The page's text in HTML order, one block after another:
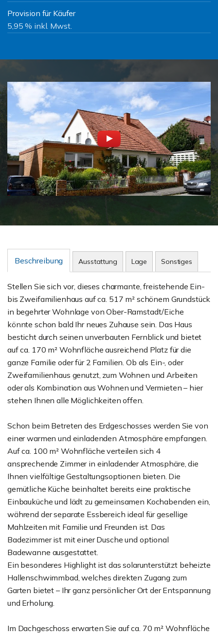
Provision für Käufer
5,95 % inkl. Mwst.
Beschreibung Ausstattung Lage Sonstiges
Stellen Sie sich vor, dieses charmante, freistehende Ein-
bis Zweifamilienhaus auf ca. 517 m² schönem Grundstück
in begehrter Wohnlage von Ober-Ramstadt/Eiche
könnte schon bald Ihr neues Zuhause sein. Das Haus
besticht durch seinen unverbauten Fernblick und bietet
auf ca. 170 m² Wohnfläche ausreichend Platz für die
ganze Familie oder für 2 Familien. Ob als Ein-, oder
Zweifamilienhaus genutzt, zum Wohnen und Arbeiten
oder als Kombination aus Wohnen und Vermieten – hier
stehen Ihnen alle Möglichkeiten offen.
Schon beim Betreten des Erdgeschosses werden Sie von
einer warmen und einladenden Atmosphäre empfangen.
Auf ca. 100 m² Wohnfläche verteilen sich 4
ansprechende Zimmer in einladender Atmosphäre, die
Ihnen vielfältige Gestaltungsoptionen bieten. Die
gemütliche Küche beinhaltet bereits eine praktische
Einbauküche und lädt zu gemeinsamen Kochabenden ein,
während der separate Essbereich ideal für gesellige
Mahlzeiten mit Familie und Freunden ist. Das
Badezimmer ist mit einer Dusche und optional
Badewanne ausgestattet.
Ein besonderes Highlight ist das solarunterstützt beheizte
Hallenschwimmbad, welches direkten Zugang zum
Garten bietet – Ihr ganz persönlicher Ort der Entspannung
und Erholung.
Im Dachgeschoss erwarten Sie auf ca. 70 m² Wohnfläche